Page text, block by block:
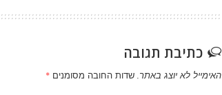
כתיבת תגובה
האימייל לא יוצג באתר. שדות החובה מסומנים *